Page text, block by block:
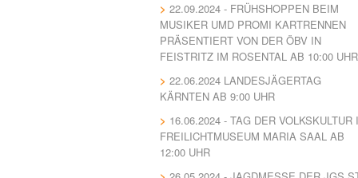
22.09.2024 - FRÜHSHOPPEN BEIM
MUSIKER UMD PROMI KARTRENNEN
PRÄSENTIERT VON DER ÖBV IN
FEISTRITZ IM ROSENTAL AB 10:00 UHR
22.06.2024 LANDESJÄGERTAG
KÄRNTEN AB 9:00 UHR
16.06.2024 - TAG DER VOLKSKULTUR
FREILICHTMUSEUM MARIA SAAL AB
12:00 UHR